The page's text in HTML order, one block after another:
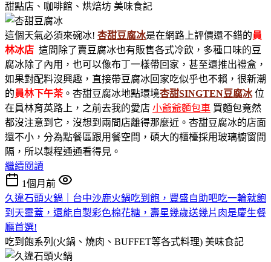
甜點店、咖啡館、烘焙坊 美味食記
這個天氣必須來碗冰! 杏甜豆腐冰是在網路上評價還不錯的員
林冰店 這間除了賣豆腐冰也有販售各式冷飲，多種口味的豆
腐冰除了內用，也可以像布丁一樣帶回家，甚至還推出禮盒，
如果對配料沒興趣，直接帶豆腐冰回家吃似乎也不賴，很新潮
的員林下午茶。杏甜豆腐冰地點環境杏甜SINGTEN豆腐冰 位
在員林育英路上，之前去我的愛店 小爺爺麵包車 買麵包竟然
都沒注意到它，沒想到兩間店離得那麼近。杏甜豆腐冰的店面
還不小，分為點餐區跟用餐空間，碩大的櫃檯採用玻璃櫥窗間
隔，所以製程通通看得見。
繼續閱讀
1個月前
久違石頭火鍋｜台中沙鹿火鍋吃到飽，豐盛自助吧吃一輪就飽
到天靈蓋，還能自製彩色棉花糖，壽星幾歲送幾片肉是慶生餐
廳首選!
吃到飽系列(火鍋、燒肉、BUFFET等各式料理) 美味食記